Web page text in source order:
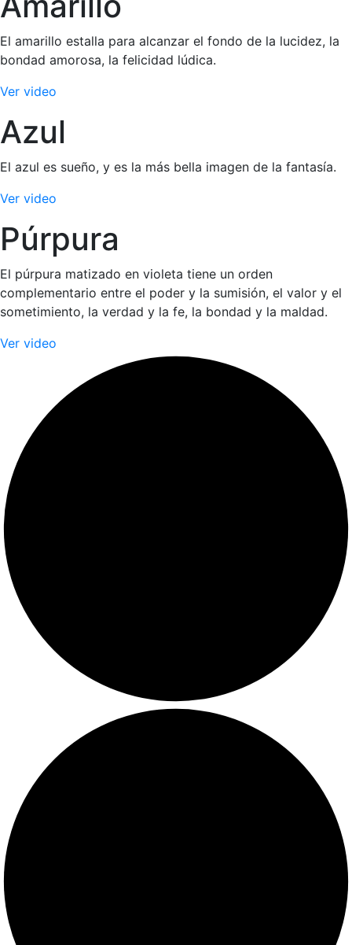
El amarillo estalla para alcanzar el fondo de la lucidez, la
bondad amorosa, la felicidad lúdica.
Ver video
Azul
El azul es sueño, y es la más bella imagen de la fantasía.
Ver video
Púrpura
El púrpura matizado en violeta tiene un orden
complementario entre el poder y la sumisión, el valor y el
sometimiento, la verdad y la fe, la bondad y la maldad.
Ver video